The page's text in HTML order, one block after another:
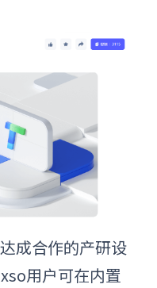
成合作的产研设
用户可在内置